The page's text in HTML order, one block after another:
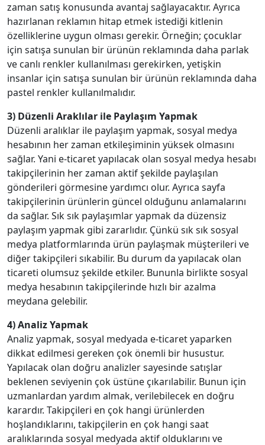
zaman satış konusunda avantaj sağlayacaktır. Ayrıca
hazırlanan reklamın hitap etmek istediği kitlenin
özelliklerine uygun olması gerekir. Örneğin; çocuklar
için satışa sunulan bir ürünün reklamında daha parlak
ve canlı renkler kullanılması gerekirken, yetişkin
insanlar için satışa sunulan bir ürünün reklamında daha
pastel renkler kullanılmalıdır.
3) Düzenli Araklılar ile Paylaşım Yapmak
Düzenli aralıklar ile paylaşım yapmak, sosyal medya
hesabının her zaman etkileşiminin yüksek olmasını
sağlar. Yani e-ticaret yapılacak olan sosyal medya hesabı
takipçilerinin her zaman aktif şekilde paylaşılan
gönderileri görmesine yardımcı olur. Ayrıca sayfa
takipçilerinin ürünlerin güncel olduğunu anlamalarını
da sağlar. Sık sık paylaşımlar yapmak da düzensiz
paylaşım yapmak gibi zararlıdır. Çünkü sık sık sosyal
medya platformlarında ürün paylaşmak müşterileri ve
diğer takipçileri sıkabilir. Bu durum da yapılacak olan
ticareti olumsuz şekilde etkiler. Bununla birlikte sosyal
medya hesabının takipçilerinde hızlı bir azalma
meydana gelebilir.
4) Analiz Yapmak
Analiz yapmak, sosyal medyada e-ticaret yaparken
dikkat edilmesi gereken çok önemli bir husustur.
Yapılacak olan doğru analizler sayesinde satışlar
beklenen seviyenin çok üstüne çıkarılabilir. Bunun için
uzmanlardan yardım almak, verilebilecek en doğru
karardır. Takipçileri en çok hangi ürünlerden
hoşlandıklarını, takipçilerin en çok hangi saat
aralıklarında sosyal medyada aktif olduklarını ve